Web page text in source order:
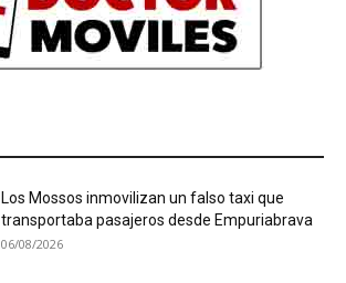
Los Mossos inmovilizan un falso taxi que
transportaba pasajeros desde Empuriabrava
06/08/2026